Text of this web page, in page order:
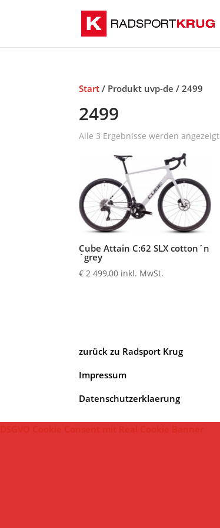
Start / Produkt uvp-de / 2499
2499
Alle 3 Ergebnisse werden angezeigt
Cube Attain C:62 SLX cotton´n
´grey
€ 2 499,00 inkl. MwSt.
zurück zu Radsport Krug
Impressum
Datenschutzerklaerung
DSGVO Cookie Consent mit Real Cookie Banner